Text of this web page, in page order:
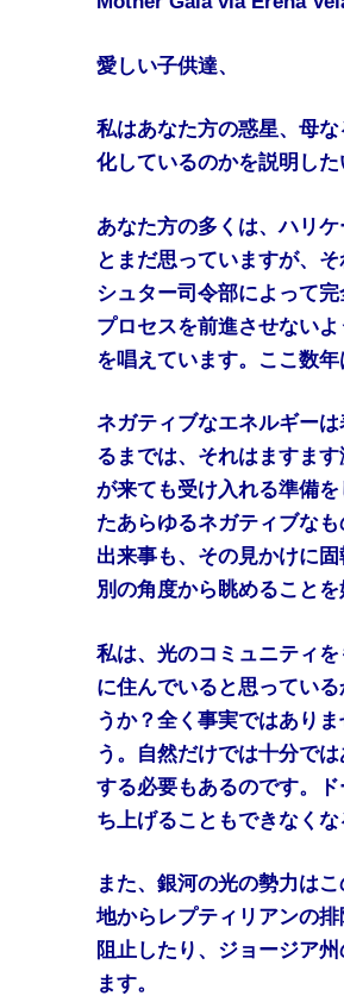
愛しい子供達、
私はあなた方の惑星、母
化しているのかを説明した
あなた方の多くは、ハリ
とまだ思っていますが、
シュター司令部によって
プロセスを前進させない
を唱えています。ここ数
ネガティブなエネルギー
るまでは、それはますま
が来ても受け入れる準備
たあらゆるネガティブな
出来事も、その見かけに
別の角度から眺めることを
私は、光のコミュニティ
に住んでいると思ってい
うか？全く事実ではあり
う。自然だけでは十分で
する必要もあるのです。
ち上げることもできなく
また、銀河の光の勢力は
地からレプティリアンの
阻止したり、ジョージア
ます。